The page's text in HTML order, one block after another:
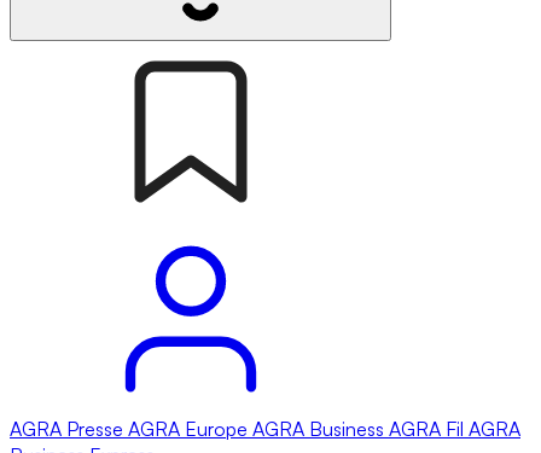
AGRA Presse AGRA Europe AGRA Business AGRA Fil AGRA